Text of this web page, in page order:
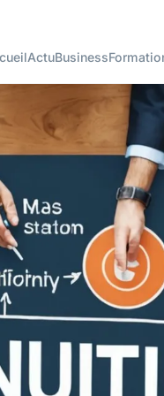
ActuBusiness